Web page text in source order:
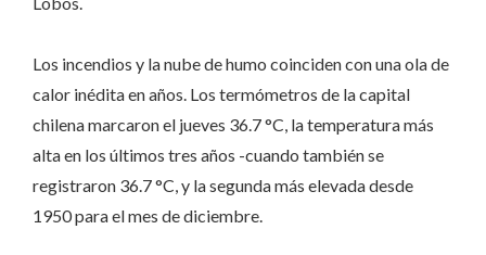
Los incendios y la nube de humo coinciden con una ola de
calor inédita en años. Los termómetros de la capital
chilena marcaron el jueves 36.7 °C, la temperatura más
alta en los últimos tres años -cuando también se
registraron 36.7 °C, y la segunda más elevada desde
1950 para el mes de diciembre.